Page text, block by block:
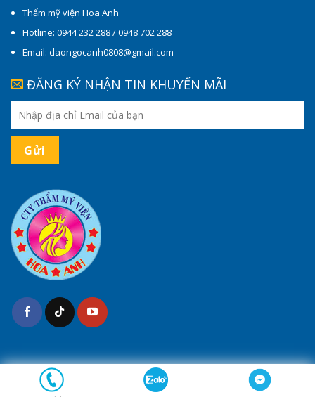
Thẩm mỹ viện Hoa Anh
Hotline: 0944 232 288 / 0948 702 288
Email: daongocanh0808@gmail.com
ĐĂNG KÝ NHẬN TIN KHUYẾN MÃI
(*) Kết quả tùy thuộc cơ địa của mỗi người